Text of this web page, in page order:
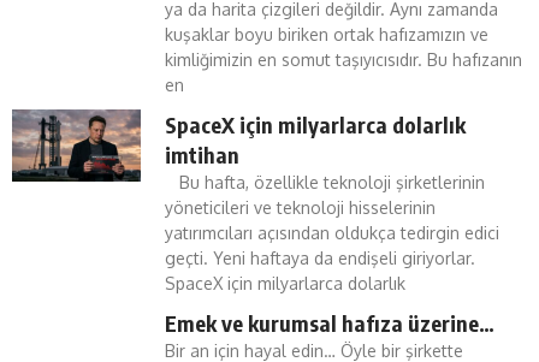
ya da harita çizgileri değildir. Aynı zamanda
kuşaklar boyu biriken ortak hafızamızın ve
kimliğimizin en somut taşıyıcısıdır. Bu hafızanın
en
SpaceX için milyarlarca dolarlık
imtihan
Bu hafta, özellikle teknoloji şirketlerinin
yöneticileri ve teknoloji hisselerinin
yatırımcıları açısından oldukça tedirgin edici
geçti. Yeni haftaya da endişeli giriyorlar.
SpaceX için milyarlarca dolarlık
Emek ve kurumsal hafıza üzerine…
Bir an için hayal edin… Öyle bir şirkette